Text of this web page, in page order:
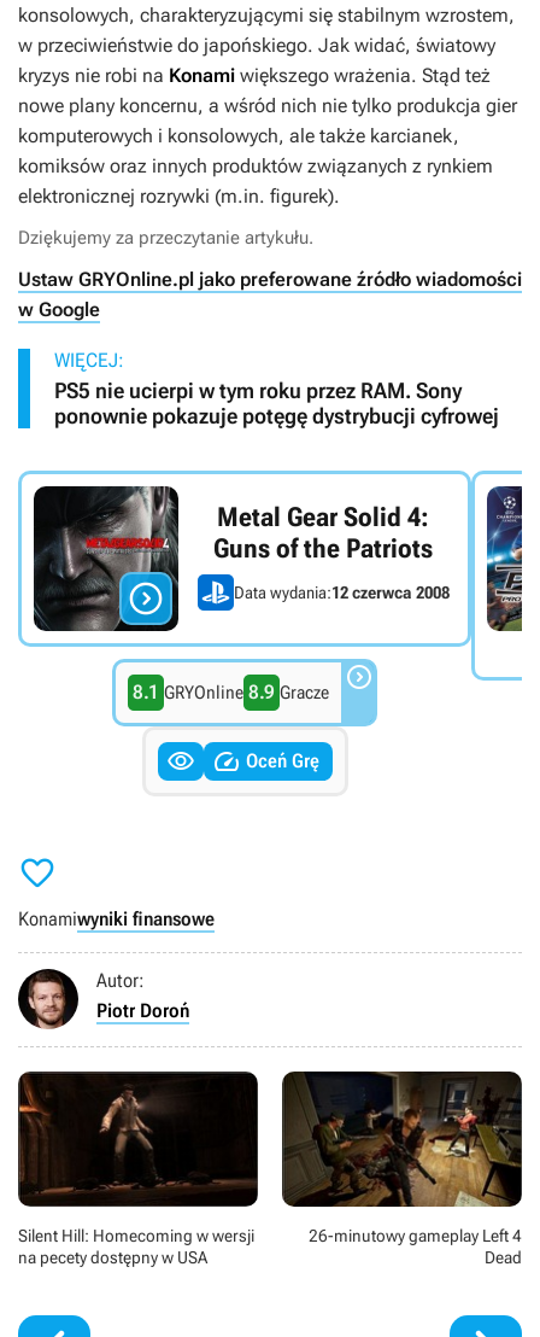
konsolowych, charakteryzującymi się stabilnym wzrostem,
w przeciwieństwie do japońskiego. Jak widać, światowy
kryzys nie robi na Konami większego wrażenia. Stąd też
nowe plany koncernu, a wśród nich nie tylko produkcja gier
komputerowych i konsolowych, ale także karcianek,
komiksów oraz innych produktów związanych z rynkiem
elektronicznej rozrywki (m.in. figurek).
Dziękujemy za przeczytanie artykułu.
Ustaw GRYOnline.pl jako preferowane źródło wiadomości
w Google
WIĘCEJ:
PS5 nie ucierpi w tym roku przez RAM. Sony
ponownie pokazuje potęgę dystrybucji cyfrowej

Metal Gear Solid 4:
Guns of the Patriots
Data wydania:12 czerwca 2008
8.1 GRYOnline 8.9 Gracze 
  Oceń Grę

Konamiwyniki finansowe
Autor:
Piotr Doroń
Silent Hill: Homecoming w wersji
na pecety dostępny w USA
26-minutowy gameplay Left 4
Dead